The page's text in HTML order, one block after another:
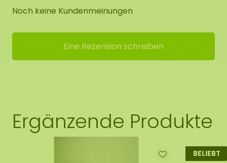
Noch keine Kundenmeinungen
Eine Rezension schreiben
Ergänzende Produkte
BELIEBT